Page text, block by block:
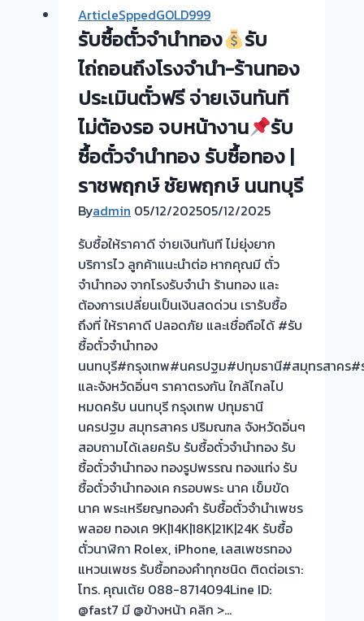
ตั๋ว
จำนำ
ทอง
บาง
ม่วง
กัน
ตนา
นนทบุรี
รับ
ซื้อ
ตั๋ว
จำนำ
ทอง
ยินดี
บริการ
ประเมิน
หน้า
ตั๋ว
ฟรี
บาง
ม่วง
ซอย
กัน
ตนา
นนทบุรี
ครับ
ทอง
|
รับ
ซื้อ
ตั่ว
จำนำ
ทอง
เมือง
ปทุม
ให้
สูง
จ่าย
เงินสด
ทันที-
ผล
งาน
วัน
นี้!
ArticleSppedGOLD999
รับซื้อตั๋วจำนำทอง
รับ
ไถ่ถอนถึงโรงจำนำ-ร้านทอง
ประเมินตั๋วฟรี จ่ายเงินทันที
ไม่ต้องรอ จบหน้างาน
รับ
ซื้อตั๋วจำนำทอง รับซื้อทอง |
ราชพฤกษ์ ชัยพฤกษ์ นนทบุรี
Byadmin 05/12/202505/12/2025
รับซื้อให้ราคาดี จ่ายเงินทันที ไม่ยุ่งยาก
บริการไว ลูกค้าแนะนำต่อ หากคุณมี ตั๋ว
จำนำทอง จากโรงรับจำนำ ร้านทอง และ
ต้องการเปลี่ยนเป็นเงินสดด่วน เรารับซื้อ
ถึงที่ ให้ราคาดี ปลอดภัย และเชื่อถือได้ #รับ
ซื้อตั๋วจำนำทอง
นนทบุรี#กรุงเทพ#นครปฐม#ปทุมธานี#สมุทรสาคร#
และจังหวัดอิ่นๆ ราคาตรงกัน ใกล้ไกลไป
หมดครับ นนทบุรี กรุงเทพ ปทุมธานี
นครปฐม สมุทรสาคร ปริมณฑล จังหวัดอิ่นๆ
สอบถามได้เลยครับ รับซื้อตั๋วจำนำทอง รับ
ซื้อตั๋วจำนำทอง ทองรูปพรรณ ทองแท่ง รับ
ซื้อตั๋วจำนำทองเค กรอบพระ นาค เข็มขัด
นาค พระเหรียญทองคำ รับซื้อตั๋วจำนำเพชร
พลอย ทองเค 9K|14K|18K|21K|24K รับซื้อ
ตั๋วนาฬิกา Rolex, iPhone, เลสเพชรทอง
แหวนเพชร รับซื้อทองคำทุกชนิด ติดต่อเรา:
โทร. คุณเต้ย 088-8714094Line ID:
@fast7 มี @ข้างหน้า คลิก >…